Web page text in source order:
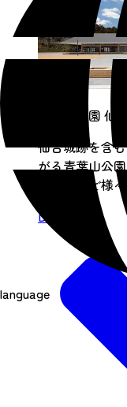
language
青葉山公園 仙
仙台城跡を含
がる青葉山公
や文化など様
Detail